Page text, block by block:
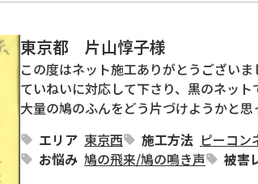
東京都 片山惇子様
この度はネット施工ありがとうございま
ていねいに対応して下さり、黒のネッ
大量の鳩のふんをどう片づけようかと
エリア 東京西 施工方法 ピーコン
お悩み 鳩の飛来/鳩の鳴き声 被害